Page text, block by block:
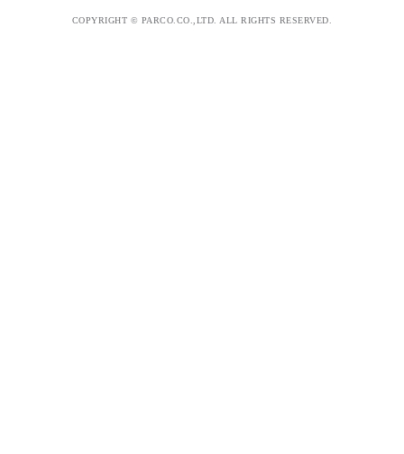
COPYRIGHT © PARCO.CO.,LTD. ALL RIGHTS RESERVED.